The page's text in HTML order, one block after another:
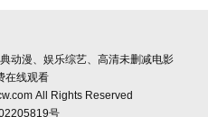
动漫、娱乐综艺、高清未删减电影
在线观看
All Rights Reserved
号